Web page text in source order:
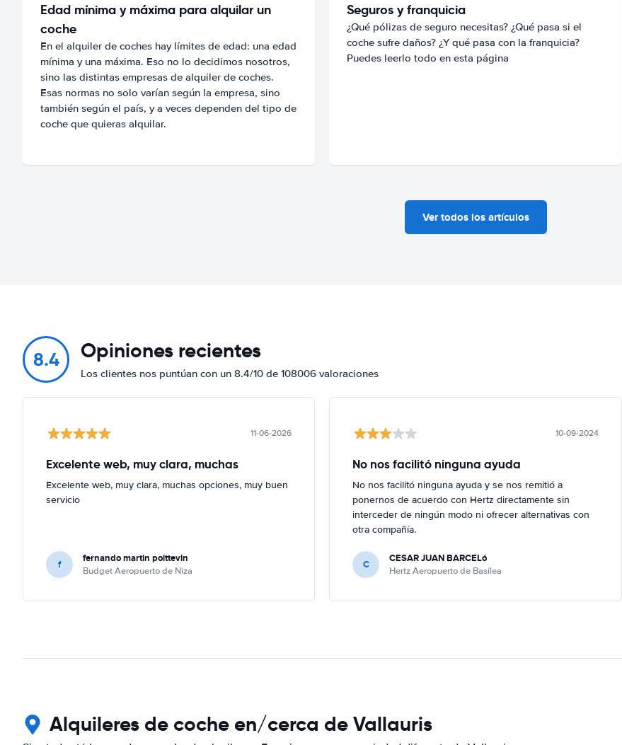
Edad mínima y máxima para alquilar un
coche
En el alquiler de coches hay límites de edad: una edad
mínima y una máxima. Eso no lo decidimos nosotros,
sino las distintas empresas de alquiler de coches.
Esas normas no solo varían según la empresa, sino
también según el país, y a veces dependen del tipo de
coche que quieras alquilar.
Seguros y franquicia
¿Qué pólizas de seguro necesitas? ¿Qué pasa si el
coche sufre daños? ¿Y qué pasa con la franquicia?
Puedes leerlo todo en esta página
Ver todos los artículos
8.4 Opiniones recientes
Los clientes nos puntúan con un 8.4/10 de 108006 valoraciones
11-06-2026
Excelente web, muy clara, muchas
Excelente web, muy clara, muchas opciones, muy buen
servicio
f fernando martin poittevin
Budget Aeropuerto de Niza
10-09-2024
No nos facilitó ninguna ayuda
No nos facilitó ninguna ayuda y se nos remitió a
ponernos de acuerdo con Hertz directamente sin
interceder de ningún modo ni ofrecer alternativas con
otra compañía.
C CESAR JUAN BARCELó
Hertz Aeropuerto de Basilea
Alquileres de coche en/cerca de Vallauris